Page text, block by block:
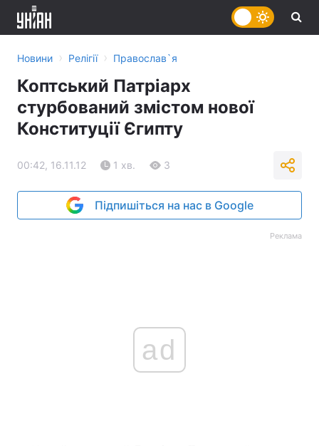
Новини › Релігії › Православ`я
Коптський Патріарх
стурбований змістом нової
Конституції Єгипту
00:42, 16.11.12 1 хв. 3
Підпишіться на нас в Google
Реклама
ad